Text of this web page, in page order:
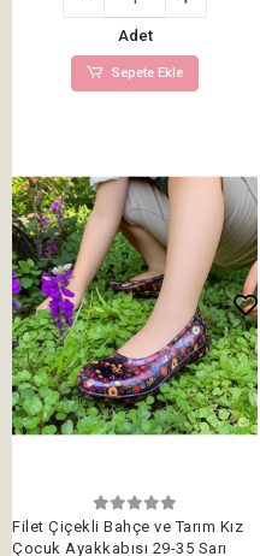
Adet
Sepete Ekle
Filet Çiçekli Bahçe ve Tarım Kız
Çocuk Ayakkabısı 29-35 Sarı